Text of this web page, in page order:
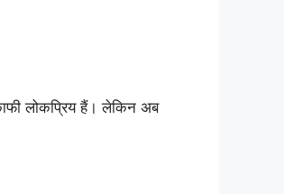
लोकप्रिय हैं। लेकिन अब